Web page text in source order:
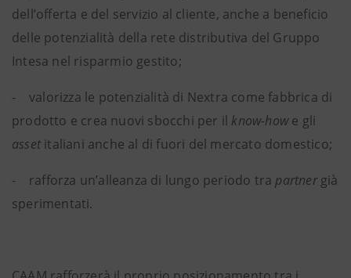
dell’offerta e del servizio al cliente, anche a beneficio
delle potenzialità della rete distributiva del Gruppo
Intesa nel risparmio gestito;
- valorizza le potenzialità di Nextra come fabbrica di
prodotto e crea nuovi sbocchi per il know-howe gli
assetitaliani anche al di fuori del mercato domestico;
- rafforza un’alleanza di lungo periodo tra partnergià
sperimentati.